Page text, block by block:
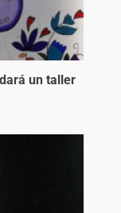
un taller